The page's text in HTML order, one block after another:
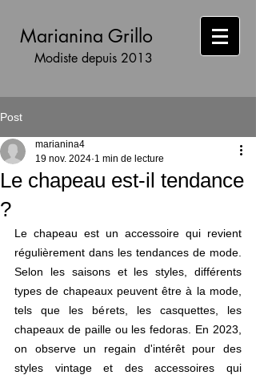
Marianina Grillo
Modiste depuis 2013
Post
Le chapeau est-il tendance
?
marianina4
19 nov. 2024 1 min de lecture
Le chapeau est un accessoire qui revient
régulièrement dans les tendances de mode.
Selon les saisons et les styles, différents
types de chapeaux peuvent être à la mode,
tels que les bérets, les casquettes, les
chapeaux de paille ou les fedoras. En 2023,
on observe un regain d'intérêt pour des
styles vintage et des accessoires qui